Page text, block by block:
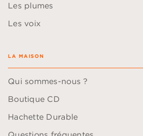
Les plumes
Les voix
LA MAISON
Qui sommes-nous ?
Boutique CD
Hachette Durable